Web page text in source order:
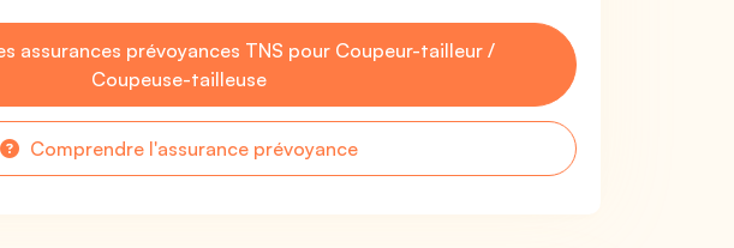
assurances prévoyances TNS pour Coupeur-tailleur /
Coupeuse-tailleuse
Comprendre l'assurance prévoyance